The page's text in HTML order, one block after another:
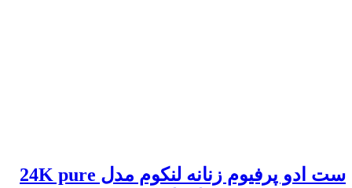
ست ادو پرفیوم زنانه لنکوم مدل 24K pure